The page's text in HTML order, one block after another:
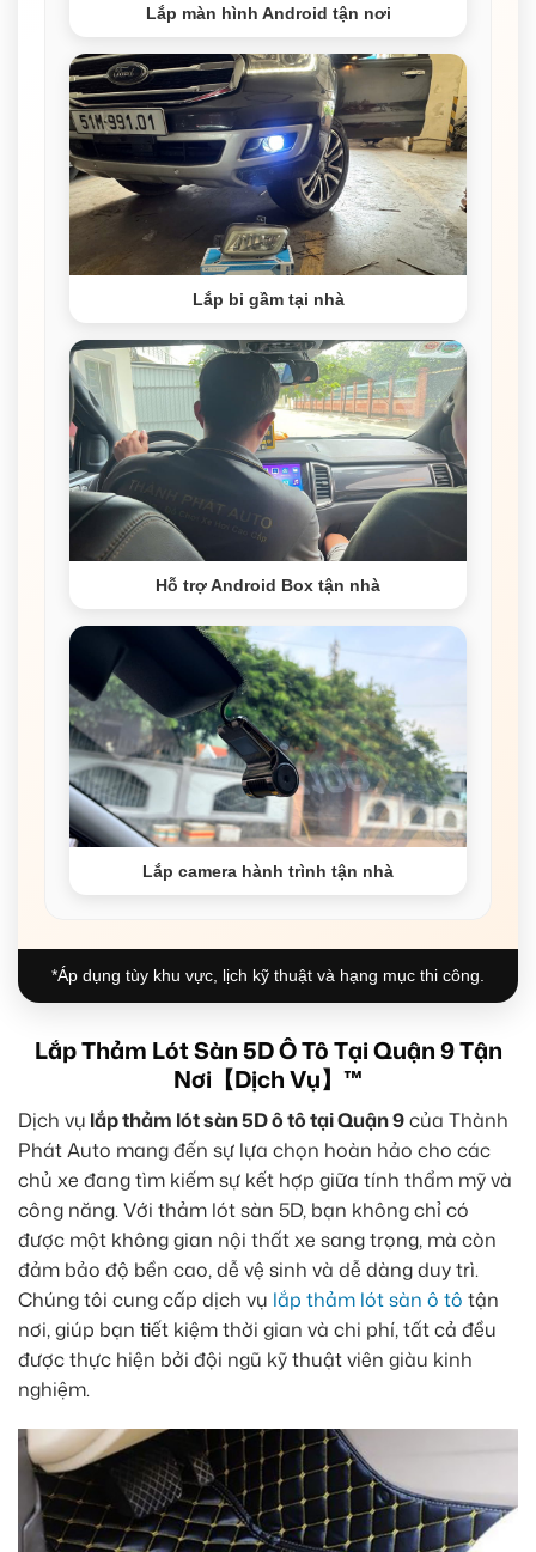
Lắp màn hình Android tận nơi
Lắp bi gầm tại nhà
Hỗ trợ Android Box tận nhà
Lắp camera hành trình tận nhà
*Áp dụng tùy khu vực, lịch kỹ thuật và hạng mục thi công.
Lắp Thảm Lót Sàn 5D Ô Tô Tại Quận 9 Tận
Nơi【Dịch Vụ】™
Dịch vụ lắp thảm lót sàn 5D ô tô tại Quận 9của Thành
Phát Auto mang đến sự lựa chọn hoàn hảo cho các
chủ xe đang tìm kiếm sự kết hợp giữa tính thẩm mỹ và
công năng. Với thảm lót sàn 5D, bạn không chỉ có
được một không gian nội thất xe sang trọng, mà còn
đảm bảo độ bền cao, dễ vệ sinh và dễ dàng duy trì.
Chúng tôi cung cấp dịch vụ lắp thảm lót sàn ô tô tận
nơi, giúp bạn tiết kiệm thời gian và chi phí, tất cả đều
được thực hiện bởi đội ngũ kỹ thuật viên giàu kinh
nghiệm.